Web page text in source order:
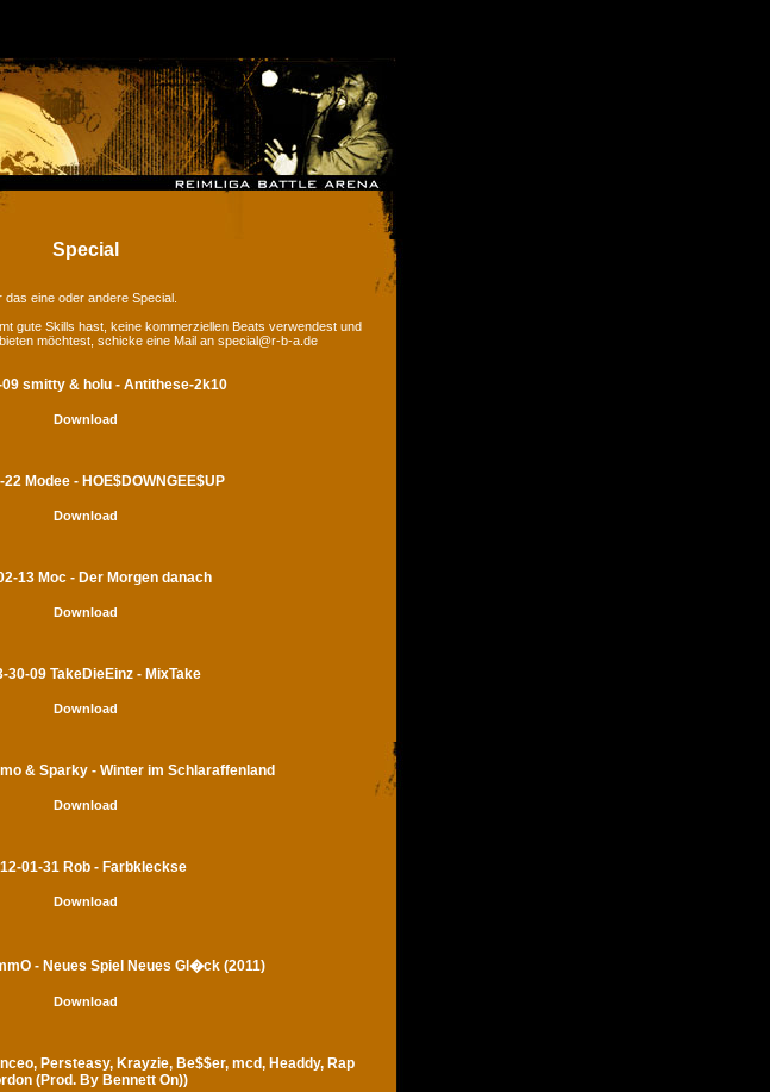
Special
eine oder andere Special.
gute Skills hast, keine kommerziellen Beats verwendest und
möchtest, schicke eine Mail an special@r-b-a.de
09 smitty & holu - Antithese-2k10
Download
Modee - HOE$DOWNGEE$UP
Download
13 Moc - Der Morgen danach
Download
30-09 TakeDieEinz - MixTake
Download
& Sparky - Winter im Schlaraffenland
Download
01-31 Rob - Farbkleckse
Download
- Neues Spiel Neues Gl�ck (2011)
Download
Persteasy, Krayzie, Be$$er, mcd, Headdy, Rap
(Prod. By Bennett On))